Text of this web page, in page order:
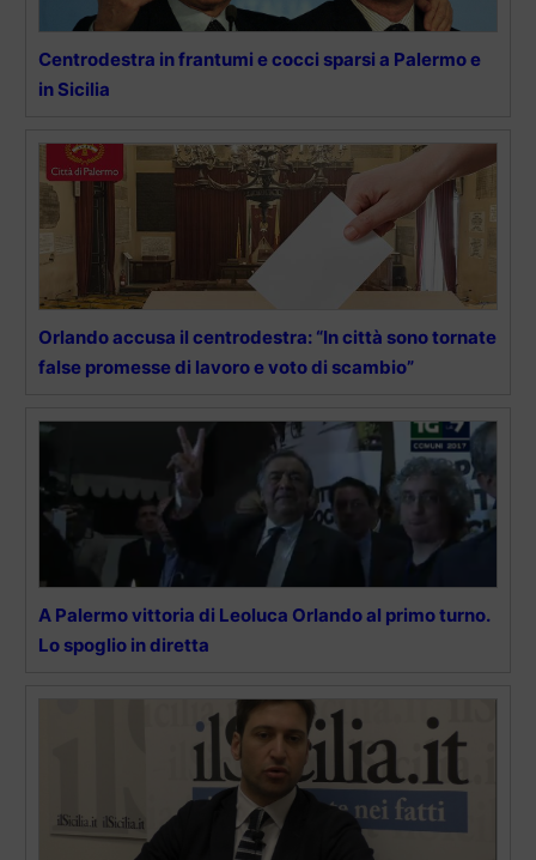
Centrodestra in frantumi e cocci sparsi a Palermo e
in Sicilia
Orlando accusa il centrodestra: “In città sono tornate
false promesse di lavoro e voto di scambio”
A Palermo vittoria di Leoluca Orlando al primo turno.
Lo spoglio in diretta